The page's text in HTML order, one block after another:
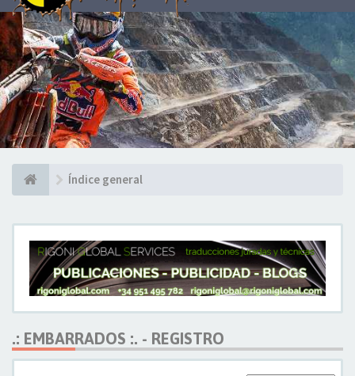
Índice general
.: EMBARRADOS :. - REGISTRO